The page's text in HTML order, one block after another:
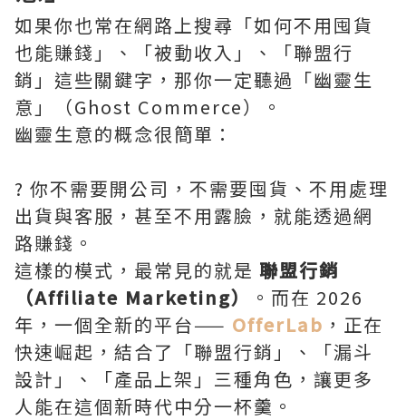
如果你也常在網路上搜尋「如何不用囤貨
也能賺錢」、「被動收入」、「聯盟行
銷」這些關鍵字，那你一定聽過「幽靈生
意」（Ghost Commerce）。
幽靈生意的概念很簡單：
? 你不需要開公司，不需要囤貨、不用處理
出貨與客服，甚至不用露臉，就能透過網
路賺錢。
這樣的模式，最常見的就是 聯盟行銷
（Affiliate Marketing）
。而在 2026
年，一個全新的平台—— OfferLab ，正在
快速崛起，結合了「聯盟行銷」、「漏斗
設計」、「產品上架」三種角色，讓更多
人能在這個新時代中分一杯羹。